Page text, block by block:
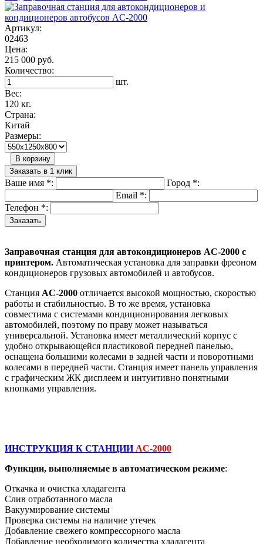
Артикул:
02463
Цена:
215 000 руб.
Количество:
шт.
Вес:
120 кг.
Страна:
Китай
Размеры:
В корзину
Заказать в 1 клик
Ваше имя *: Город *:
Email *:
Телефон *:
Заправочная станция для автокондиционеров AC-2000 с
принтером. Автоматическая установка для заправки фреоном
кондиционеров грузовых автомобилей и автобусов.
Станция AC-2000 отличается высокой мощностью, скоростью
работы и стабильностью. В то же время, установка
совместима с системами кондиционирования легковых
автомобилей, поэтому по праву может называться
универсальной. Установка имеет металлический корпус с
удобно открывающейся пластиковой передней панелью,
оснащена большими колесами в задней части и поворотными
колесами в передней части. Станция имеет панель управления
с графическим ЖК дисплеем и интуитивно понятными
кнопками управления.
ИНСТРУКЦИЯ К СТАНЦИИ AC-2000
Функции, выполняемые в автоматическом режиме:
Откачка и очистка хладагента
Слив отработанного масла
Вакуумирование системы
Проверка системы на наличие утечек
Добавление свежего компрессорного масла
Добавление необходимого количества хладагента